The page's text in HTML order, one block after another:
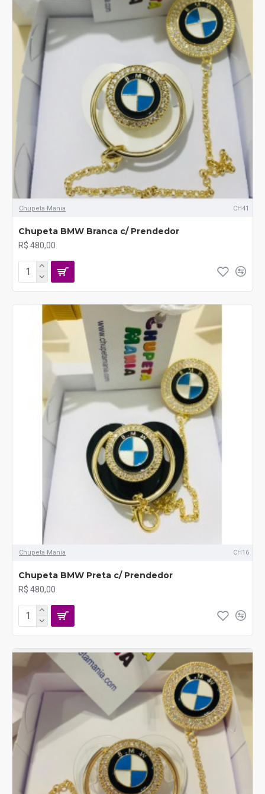
Chupeta Mania CH41
Chupeta BMW Branca c/ Prendedor
R$ 480,00
Chupeta Mania CH16
Chupeta BMW Preta c/ Prendedor
R$ 480,00